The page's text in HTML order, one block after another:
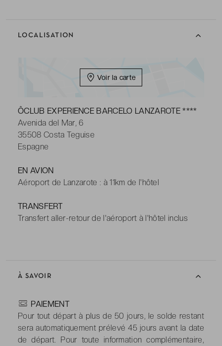
LOCALISATION
Voir la carte
ÔCLUB EXPERIENCE BARCELO LANZAROTE ****
Avenida del Mar, 6
35508 Costa Teguise
Espagne
EN AVION
Aéroport de Lanzarote : à 11km de l'hôtel
TRANSFERT
Transfert aller-retour de l'aéroport à l'hôtel inclus
À SAVOIR
PAIEMENT
Pour tout départ à plus de 50 jours, le solde restant
sera automatiquement prélevé 45 jours avant la date
de départ. Pour toute information complémentaire,